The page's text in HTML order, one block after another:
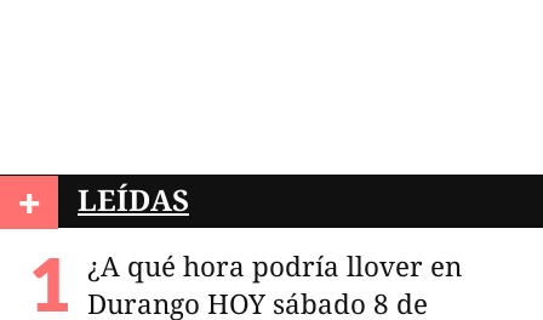
+ LEÍDAS
¿A qué hora podría llover en
Durango HOY sábado 8 de